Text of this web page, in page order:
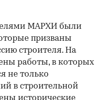
МАРХИ были
призваны
строителя. На
работы, в которых
не только
в строительной